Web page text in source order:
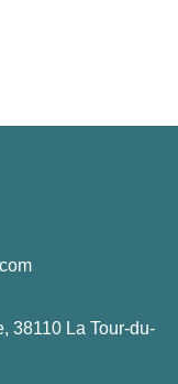
38110 La Tour-du-